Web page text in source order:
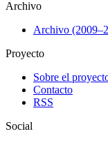
Archivo
Archivo
Proyecto
Sobre el
Contacto
RSS
Social